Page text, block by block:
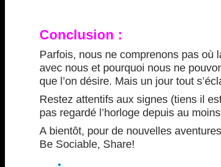
Conclusion :
Parfois, nous ne comprenons pas où
avec nous et pourquoi nous ne
que l’on désire. Mais un jour tout
Restez attentifs aux signes (tiens il
pas regardé l’horloge depuis au
A bientôt, pour de nouvelles
Be Sociable, Share!